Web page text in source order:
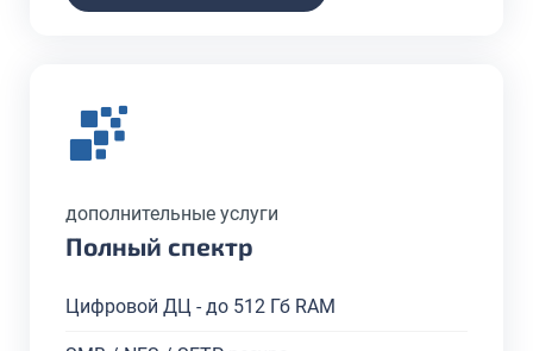
дополнительные услуги
Полный спектр
Цифровой ДЦ - до 512 Гб RAM